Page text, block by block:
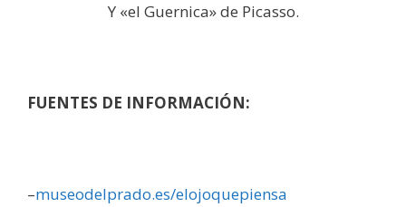
Y «el Guernica» de Picasso.
FUENTES DE INFORMACIÓN:
–museodelprado.es/elojoquepiensa